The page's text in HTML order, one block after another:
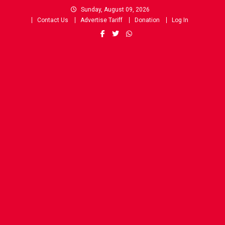
Sunday, August 09, 2026
Contact Us
Advertise Tariff Donation Log In